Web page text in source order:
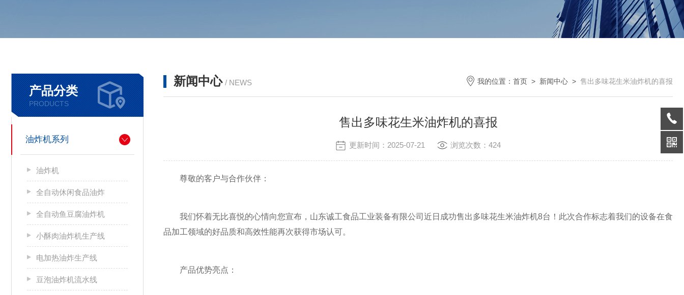
产品分类
PRODUCTS
油炸机系列
油炸机
全自动休闲食品油炸
全自动鱼豆腐油炸机
小酥肉油炸机生产线
电加热油炸生产线
豆泡油炸机流水线
新闻中心 / NEWS 我的位置： 首页 > 新闻中心 > 售出多味花生米油炸机的喜报
售出多味花生米油炸机的喜报
更新时间：2025-07-21 浏览次数：424
尊敬的客户与合作伙伴：
我们怀着无比喜悦的心情向您宣布，山东诚工食品工业装备有限公司近日成功售出多味花生米油炸机8台！此次合作标志着我们的设备在食
品加工领域的好品质和高效性能再次获得市场认可。
产品优势亮点：